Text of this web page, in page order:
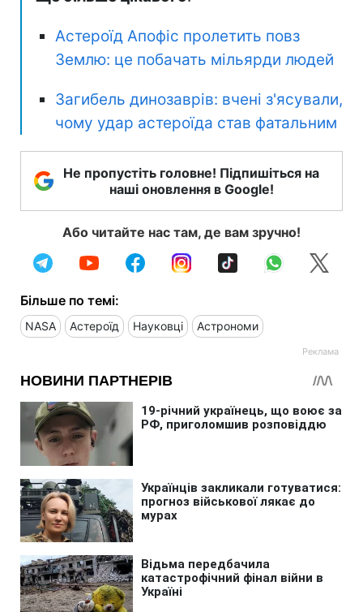
Астероїд Апофіс пролетить повз
Землю: це побачать мільярди людей
Загибель динозаврів: вчені з'ясували,
чому удар астероїда став фатальним
Не пропустіть головне! Підпишіться на
наші оновлення в Google!
Або читайте нас там, де вам зручно!
Більше по темі:
NASA Астероїд Науковці Астрономи